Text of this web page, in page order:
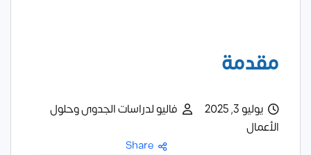
مقدمة
يوليو 3, 2025
فاليو لدراسات الجدوى وحلول
الأعمال
Share